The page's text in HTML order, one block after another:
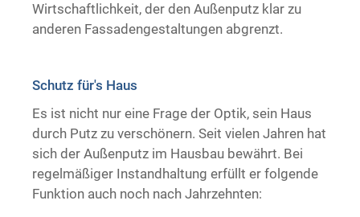
Wirtschaftlichkeit, der den Außenputz klar zu
anderen Fassadengestaltungen abgrenzt.
Schutz für's Haus
Es ist nicht nur eine Frage der Optik, sein Haus
durch Putz zu verschönern. Seit vielen Jahren hat
sich der Außenputz im Hausbau bewährt. Bei
regelmäßiger Instandhaltung erfüllt er folgende
Funktion auch noch nach Jahrzehnten: